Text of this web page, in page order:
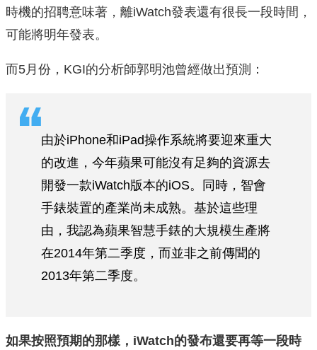
時機的招聘意味著，離iWatch發表還有很長一段時間，
可能將明年發表。
而5月份，KGI的分析師郭明池曾經做出預測：
由於iPhone和iPad操作系統將要迎來重大
的改進，今年蘋果可能沒有足夠的資源去
開發一款iWatch版本的iOS。同時，智會
手錶裝置的產業尚未成熟。基於這些理
由，我認為蘋果智慧手錶的大規模生產將
在2014年第二季度，而並非之前傳聞的
2013年第二季度。
如果按照預期的那樣，iWatch的發布還要再等一段時